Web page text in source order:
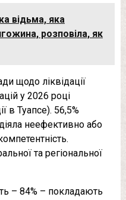
відьма, яка
розповіла, як
щодо ліквідації
у 2026 році
в Туапсе). 56,5%
неефективно або
та регіональної
– 84% – покладають